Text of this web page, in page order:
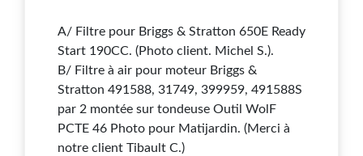
A/ Filtre pour Briggs & Stratton 650E Ready
Start 190CC. (Photo client. Michel S.).
B/ Filtre à air pour moteur Briggs &
Stratton 491588, 31749, 399959, 491588S
par 2 montée sur tondeuse Outil WolF
PCTE 46 Photo pour Matijardin. (Merci à
notre client Tibault C.)